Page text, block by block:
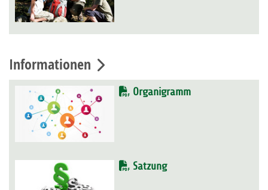
Informationen
Organigramm
Satzung